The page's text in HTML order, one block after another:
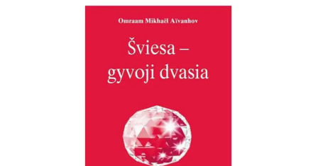
Aïvanhov Omraam Mikhaël